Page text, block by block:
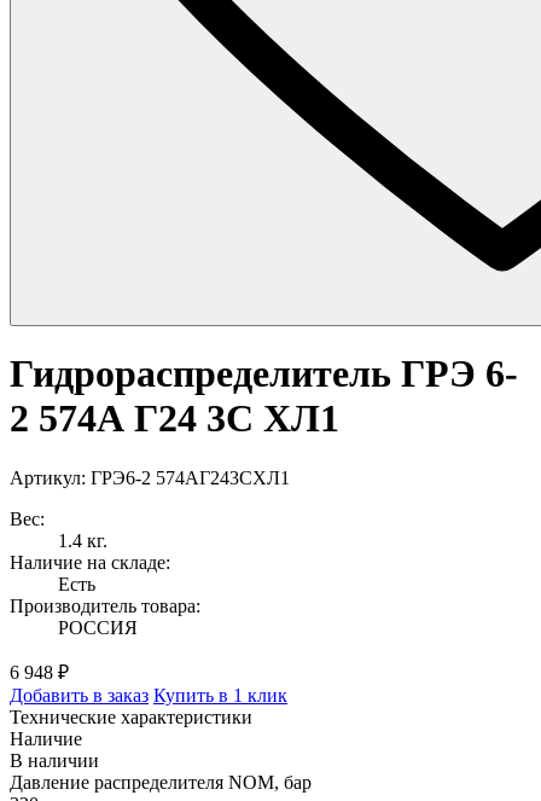
Гидрораспределитель ГРЭ 6-
2 574А Г24 3С ХЛ1
Артикул: ГРЭ6-2 574АГ243СХЛ1
Вес:
1.4 кг.
Наличие на складе:
Есть
Производитель товара:
РОССИЯ
6 948 ₽
Добавить в заказ Купить в 1 клик
Технические характеристики
Наличие
В наличии
Давление распределителя NOM, бар